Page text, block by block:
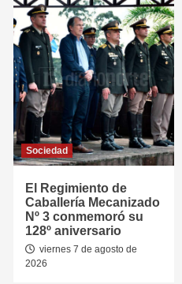
Sociedad
El Regimiento de
Caballería Mecanizado
Nº 3 conmemoró su
128º aniversario
viernes 7 de agosto de
2026